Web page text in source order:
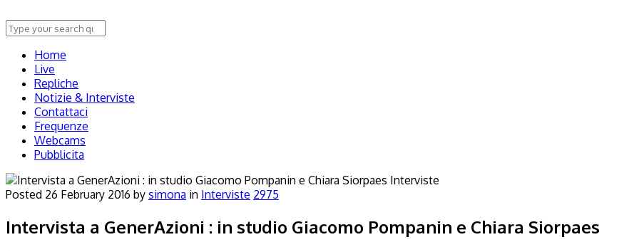
Home
Live
Repliche
Notizie & Interviste
Contattaci
Frequenze
Webcams
Pubblicita
Interviste
Posted 26 February 2016 by simona in Interviste 2975
Intervista a GenerAzioni : in studio Giacomo Pompanin e Chiara Siorpaes